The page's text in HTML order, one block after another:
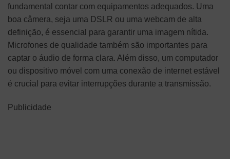
fundamental contar com equipamentos adequados. Uma
boa câmera, seja uma DSLR ou uma webcam de alta
definição, é essencial para garantir uma imagem nítida.
Microfones de qualidade também são importantes para
captar o áudio de forma clara. Além disso, um computador
ou dispositivo móvel com uma conexão de internet estável
é crucial para evitar interrupções durante a transmissão.
Publicidade